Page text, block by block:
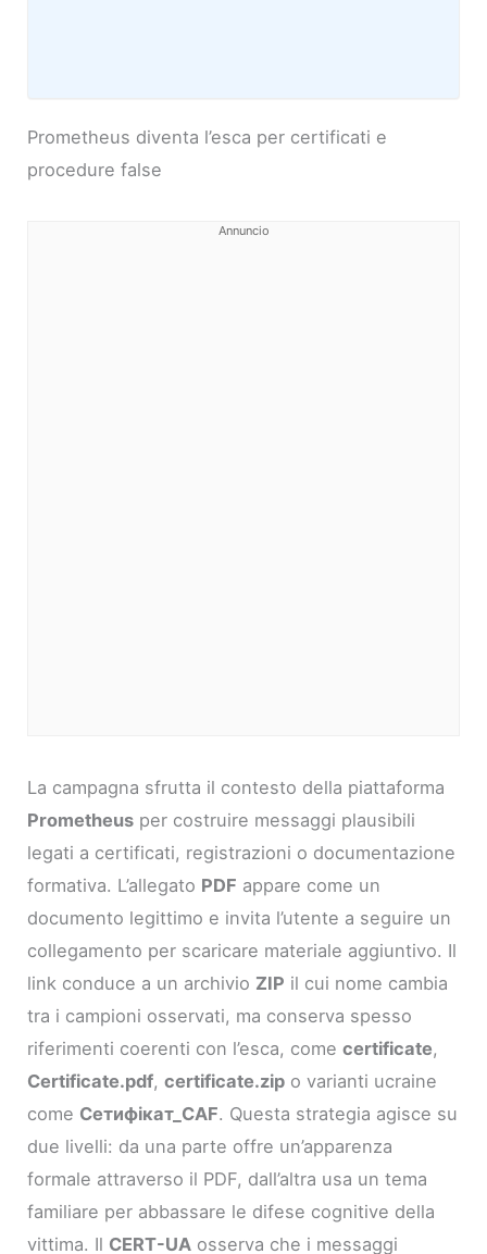
Prometheus diventa l’esca per certificati e
procedure false
Annuncio
La campagna sfrutta il contesto della piattaforma
Prometheus per costruire messaggi plausibili
legati a certificati, registrazioni o documentazione
formativa. L’allegato PDF appare come un
documento legittimo e invita l’utente a seguire un
collegamento per scaricare materiale aggiuntivo. Il
link conduce a un archivio ZIP il cui nome cambia
tra i campioni osservati, ma conserva spesso
riferimenti coerenti con l’esca, comecertificate,
Certificate.pdf,certificate.zip o varianti ucraine
come Сетифікат_CAF. Questa strategia agisce su
due livelli: da una parte offre un’apparenza
formale attraverso il PDF, dall’altra usa un tema
familiare per abbassare le difese cognitive della
vittima. Il CERT-UA osserva che i messaggi